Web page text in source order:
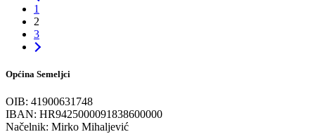
1
2
3
Općina Semeljci
OIB: 41900631748
IBAN: HR9425000091838600000
Načelnik: Mirko Mihaljević